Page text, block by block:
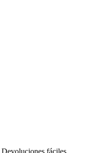
Devoluciones fáciles